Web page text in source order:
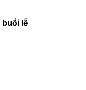
buổi lễ